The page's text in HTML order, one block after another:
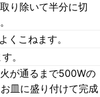
り除いて半分に切
くこねます。
。
が通るまで500Wの
皿に盛り付けて完成